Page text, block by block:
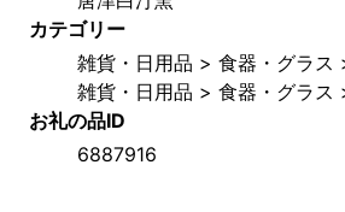
カテゴリー
雑貨・日用品 > 食器・グラス
雑貨・日用品 > 食器・グラス
お礼の品ID
6887916